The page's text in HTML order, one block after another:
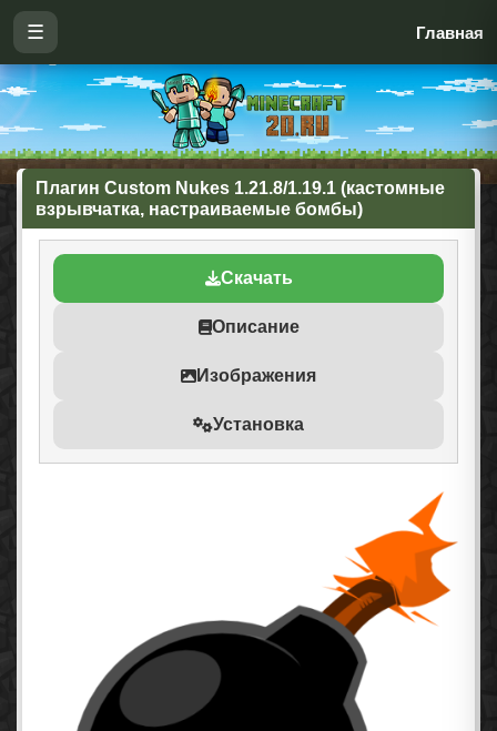
☰ Главная
Плагин Custom Nukes 1.21.8/1.19.1 (кастомные
взрывчатка, настраиваемые бомбы)
Скачать
Описание
Изображения
Установка